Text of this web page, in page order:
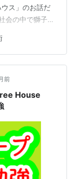
ス」のお話だ
会の中で獅子
、認められた
番って大変じゃ
を高める形でも
から、特別に
ょう。 そして
前
House